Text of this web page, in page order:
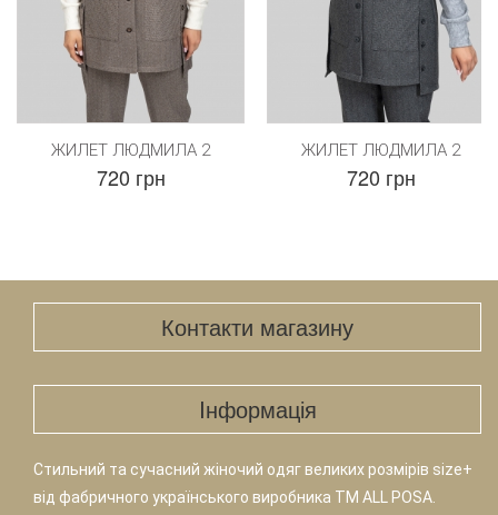
ЖИЛЕТ ЛЮДМИЛА 2
720 грн
ЖИЛЕТ ЛЮДМИЛА 2
720 грн
Контакти магазину
Iнформація
Стильний та сучасний жіночий одяг великих розмірів size+
від фабричного українського виробника TM ALL POSA.